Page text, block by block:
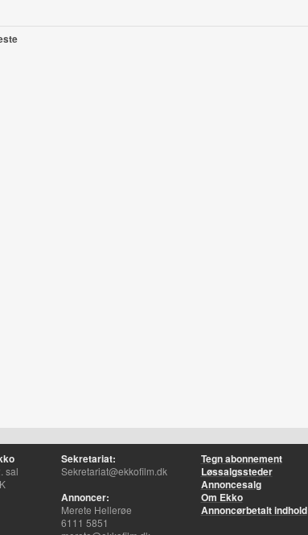
sal
Sekretariat:
Sekretariat@ekkofilm.dk
Annoncer:
Merete Hellerøe
6111 5851
Tegn abonnement
Løssalgssteder
Annoncesalg
Om Ekko
Annoncørbetalt indhold